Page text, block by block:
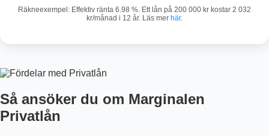
Räkneexempel: Effektiv ränta 6.98 %. Ett lån på 200 000 kr kostar 2 032
kr/månad i 12 år. Läs mer här.
Så ansöker du om Marginalen
Privatlån